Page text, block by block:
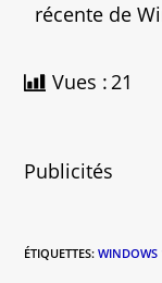
récente de
Vues :21
Publicités
ÉTIQUETTES:WINDOWS